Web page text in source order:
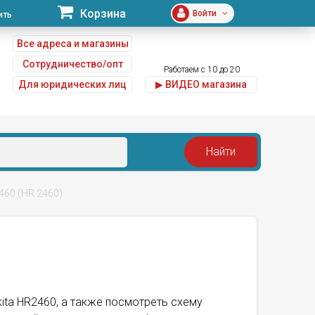
Корзина Войти
Все адреса и магазины
Сотрудничество/опт
Для юридических лиц
Работаем с 10 до 20
▶ ВИДЕО магазина
(HR 2460)
HR2460, а также посмотреть схему